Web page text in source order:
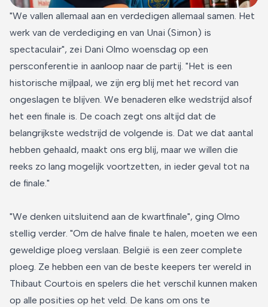
"We vallen allemaal aan en verdedigen allemaal samen. Het
werk van de verdediging en van Unai (Simon) is
spectaculair", zei Dani Olmo woensdag op een
persconferentie in aanloop naar de partij. "Het is een
historische mijlpaal, we zijn erg blij met het record van
ongeslagen te blijven. We benaderen elke wedstrijd alsof
het een finale is. De coach zegt ons altijd dat de
belangrijkste wedstrijd de volgende is. Dat we dat aantal
hebben gehaald, maakt ons erg blij, maar we willen die
reeks zo lang mogelijk voortzetten, in ieder geval tot na
de finale."
"We denken uitsluitend aan de kwartfinale", ging Olmo
stellig verder. "Om de halve finale te halen, moeten we een
geweldige ploeg verslaan. België is een zeer complete
ploeg. Ze hebben een van de beste keepers ter wereld in
Thibaut Courtois en spelers die het verschil kunnen maken
op alle posities op het veld. De kans om ons te